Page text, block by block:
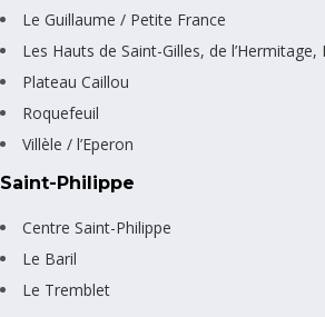
Le Guillaume / Petite France
Les Hauts de Saint-Gilles, de
Plateau Caillou
Roquefeuil
Villèle / l’Eperon
Saint-Philippe
Centre Saint-Philippe
Le Baril
Le Tremblet